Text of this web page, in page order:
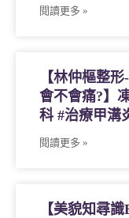
閱讀更多 »
【林仲樞整
會不會痛?】
科 #治療甲溝
閱讀更多 »
【美貌知尋